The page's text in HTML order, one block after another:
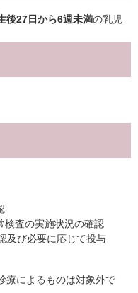
後27日から6週未満の乳児
検査の実施状況の確認
及び必要に応じて投与
療によるものは対象外で